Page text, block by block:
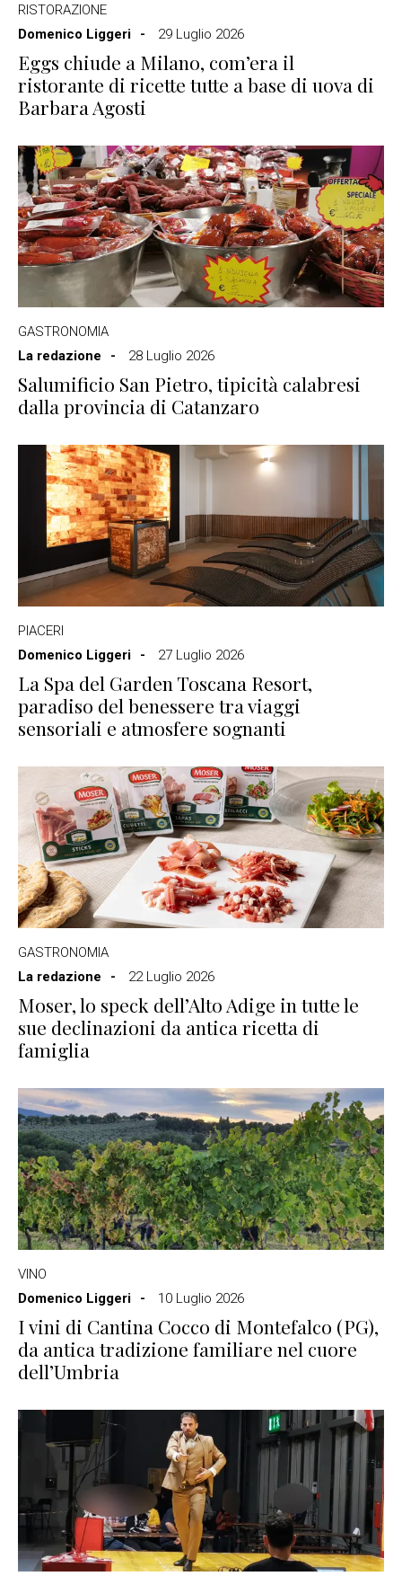
RISTORAZIONE
Domenico Liggeri
29 Luglio 2026
Eggs chiude a Milano, com’era il
ristorante di ricette tutte a base di uova di
Barbara Agosti
GASTRONOMIA
La redazione
28 Luglio 2026
Salumificio San Pietro, tipicità calabresi
dalla provincia di Catanzaro
PIACERI
Domenico Liggeri
27 Luglio 2026
La Spa del Garden Toscana Resort,
paradiso del benessere tra viaggi
sensoriali e atmosfere sognanti
GASTRONOMIA
La redazione
22 Luglio 2026
Moser, lo speck dell’Alto Adige in tutte le
sue declinazioni da antica ricetta di
famiglia
VINO
Domenico Liggeri
10 Luglio 2026
I vini di Cantina Cocco di Montefalco (PG),
da antica tradizione familiare nel cuore
dell’Umbria